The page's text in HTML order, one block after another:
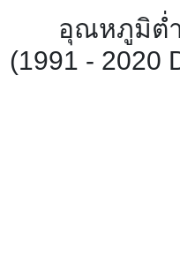
อุณหภูมิต่ำ
(1991 - 2020